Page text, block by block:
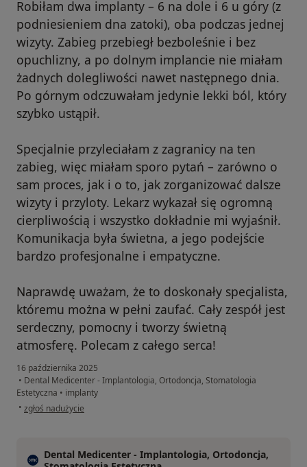
Robiłam dwa implanty – 6 na dole i 6 u góry (z
podniesieniem dna zatoki), oba podczas jednej
wizyty. Zabieg przebiegł bezboleśnie i bez
opuchlizny, a po dolnym implancie nie miałam
żadnych dolegliwości nawet następnego dnia.
Po górnym odczuwałam jedynie lekki ból, który
szybko ustąpił.
Specjalnie przyleciałam z zagranicy na ten
zabieg, więc miałam sporo pytań – zarówno o
sam proces, jak i o to, jak zorganizować dalsze
wizyty i przyloty. Lekarz wykazał się ogromną
cierpliwością i wszystko dokładnie mi wyjaśnił.
Komunikacja była świetna, a jego podejście
bardzo profesjonalne i empatyczne.
Naprawdę uważam, że to doskonały specjalista,
któremu można w pełni zaufać. Cały zespół jest
serdeczny, pomocny i tworzy świetną
atmosferę. Polecam z całego serca!
16 października 2025
• Dental Medicenter - Implantologia, Ortodoncja, Stomatologia
Estetyczna • implanty
• w opinii użytkownika Paulina
zgłoś nadużycie
Dental Medicenter - Implantologia, Ortodoncja,